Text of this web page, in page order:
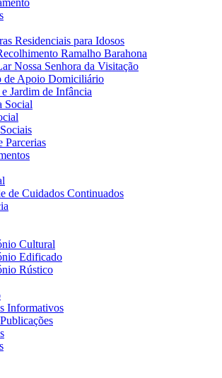
Residenciais para Idosos
Ramalho Barahona
Nossa Senhora da Visitação
de Apoio Domiciliário
Jardim de Infância
Social
Parcerias
de Cuidados Continuados
Cultural
Edificado
Rústico
Informativos